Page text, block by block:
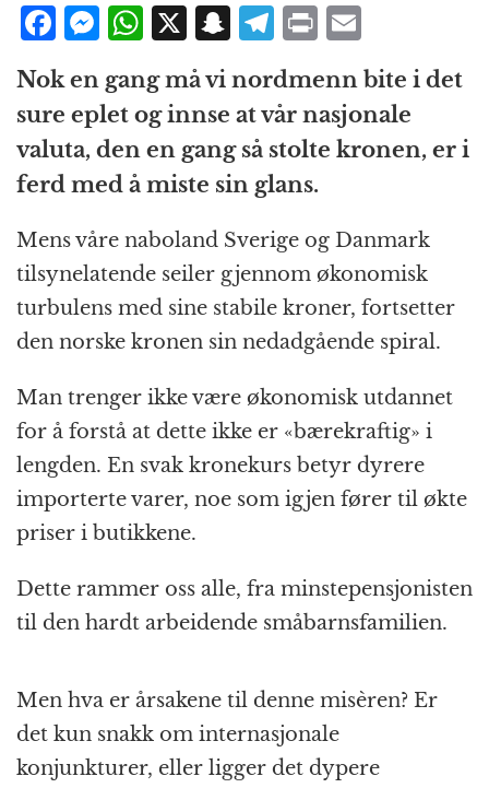
F
c
e
b
o
o
k
M
ss
e
n
g
e
r
W
at
s
A
p
p
X S
a
p
c
h
at
T
el
e
g
r
a
m
P
n
t
m
ai
l
Nok en gang må vi nordmenn bite i det
sure eplet og innse at vår nasjonale
valuta, den en gang så stolte kronen, er i
ferd med å miste sin glans.
Mens våre naboland Sverige og Danmark
tilsynelatende seiler gjennom økonomisk
turbulens med sine stabile kroner, fortsetter
den norske kronen sin nedadgående spiral.
Man trenger ikke være økonomisk utdannet
for å forstå at dette ikke er «bærekraftig» i
lengden. En svak kronekurs betyr dyrere
importerte varer, noe som igjen fører til økte
priser i butikkene.
Dette rammer oss alle, fra minstepensjonisten
til den hardt arbeidende småbarnsfamilien.
Men hva er årsakene til denne misèren? Er
det kun snakk om internasjonale
konjunkturer, eller ligger det dypere